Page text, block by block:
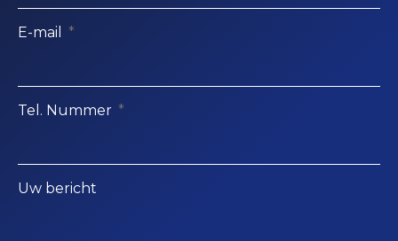
E-mail
Tel. Nummer
Uw bericht